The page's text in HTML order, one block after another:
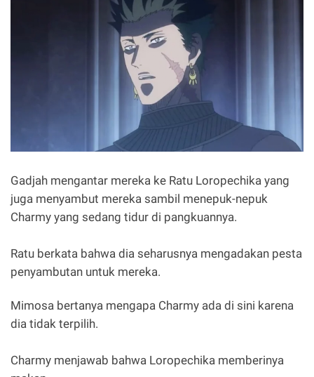
Gadjah mengantar mereka ke Ratu Loropechika yang
juga menyambut mereka sambil menepuk-nepuk
Charmy yang sedang tidur di pangkuannya.
Ratu berkata bahwa dia seharusnya mengadakan pesta
penyambutan untuk mereka.
Mimosa bertanya mengapa Charmy ada di sini karena
dia tidak terpilih.
Charmy menjawab bahwa Loropechika memberinya